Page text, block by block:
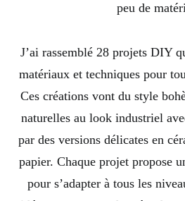
peu de
J’ai rassemblé 28 projets DIY
matériaux et techniques pour
Ces créations vont du style
naturelles au look industriel
par des versions délicates en
papier. Chaque projet propose
pour s’adapter à tous les